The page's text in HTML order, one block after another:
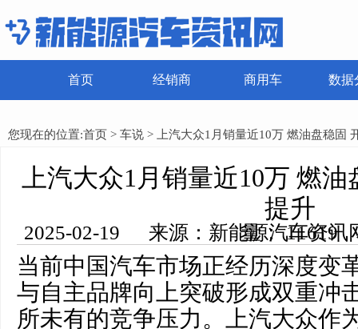
首页 经销商 商用车 数据
您现在的位置:首页 > 车说 > 上汽大众1月销量近10万 燃油盘稳固
上汽大众1月销量近10万 燃
提升
2025-02-19 来源：新能源汽车资讯网 编辑：田田 浏览量： 11619
当前中国汽车市场正经历深度变
与自主品牌向上突破形成双重冲
所未有的竞争压力。上汽大众作